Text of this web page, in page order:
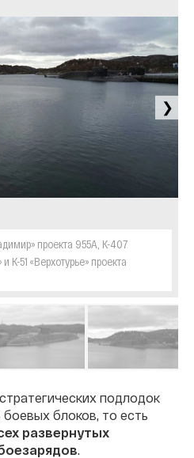
проекта 955А, К-407
К-51 «Верхотурье» проекта
❯
подлодок
блоков, то есть
развернутых